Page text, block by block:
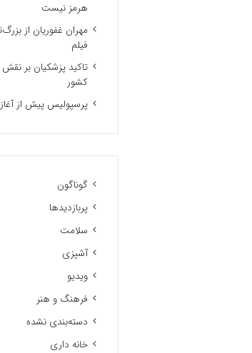
هرمز نیست
مهران غفوریان از
فیلم
تاکید پزشکیان بر
کشور
پرسپولیس پیش از
گوناگون
پربازدیدها
سلامت
آشپزی
ویدیو
فرهنگ و هنر
دسته‌بندی نشده
خانه داری